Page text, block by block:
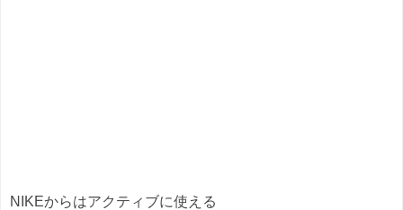
NIKEからはアクティブに使える